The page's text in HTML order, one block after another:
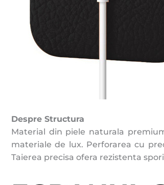
Despre Structura
Material din piele naturala
materiale de lux. Perforarea cu
Taierea precisa ofera rezistenta